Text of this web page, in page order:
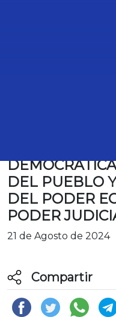
DEL PUEBLO
DEL PODER
PODER
21 de Agosto de 2024
Compartir